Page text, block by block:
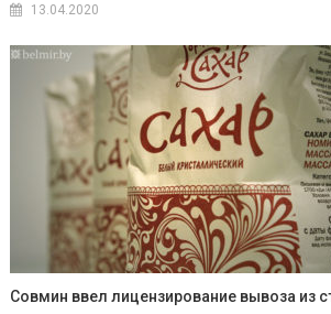
13.04.2020
Совмин ввел лицензирование вывоза из